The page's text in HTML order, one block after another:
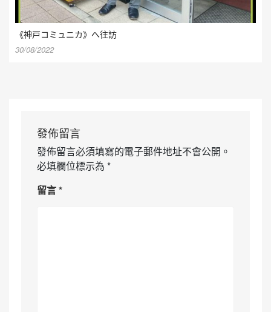
《神戸コミュニカ》へ往訪
30/08/2022
發佈留言
發佈留言必須填寫的電子郵件地址不會公開。
必填欄位標示為 *
留言*